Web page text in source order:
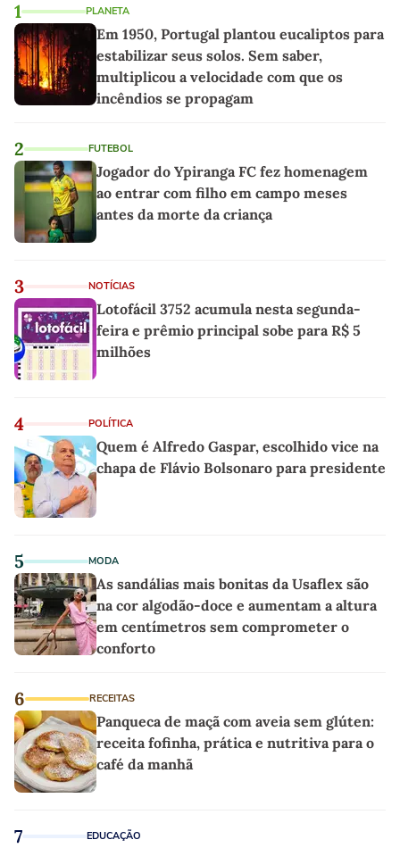
1 PLANETA
Em 1950, Portugal plantou eucaliptos para
estabilizar seus solos. Sem saber,
multiplicou a velocidade com que os
incêndios se propagam
2 FUTEBOL
Jogador do Ypiranga FC fez homenagem
ao entrar com filho em campo meses
antes da morte da criança
3 NOTÍCIAS
Lotofácil 3752 acumula nesta segunda-
feira e prêmio principal sobe para R$ 5
milhões
4 POLÍTICA
Quem é Alfredo Gaspar, escolhido vice na
chapa de Flávio Bolsonaro para presidente
5 MODA
As sandálias mais bonitas da Usaflex são
na cor algodão-doce e aumentam a altura
em centímetros sem comprometer o
conforto
6 RECEITAS
Panqueca de maçã com aveia sem glúten:
receita fofinha, prática e nutritiva para o
café da manhã
7 EDUCAÇÃO